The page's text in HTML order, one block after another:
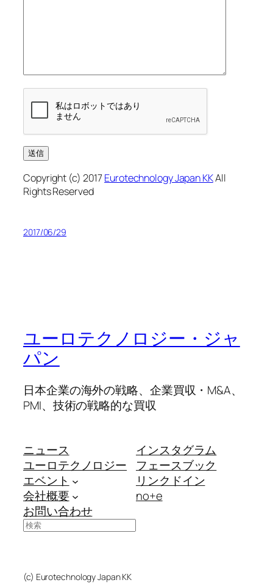
Copyright (c) 2017Eurotechnology Japan KKAll
Rights Reserved
2017/06/29
ユーロテクノロジー・ジャ
パン
日本企業の海外の戦略、企業買収・M&A、
PMI、技術の戦略的な買収
ニュース
ユーロテクノロジー
エベント
会社概要
お問い合わせ
検
インスタグラム
フェースブック
リンクドイン
no+e
(c) Eurotechnology Japan KK